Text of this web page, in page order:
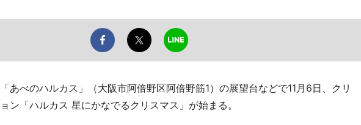
あべのハルカス」（大阪市阿倍野区阿倍野筋1）の展望台などで11月6日、クリ
ン「ハルカス 星にかなでるクリスマス」が始まる。